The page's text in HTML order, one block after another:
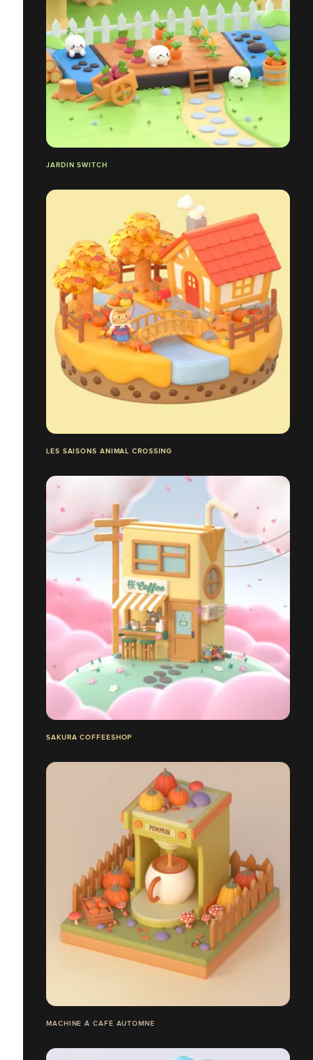
JARDIN SWITCH
LES SAISONS ANIMAL CROSSING
SAKURA COFFEESHOP
MACHINE À CAFÉ AUTOMNE